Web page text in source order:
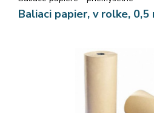
Baliaci papier, v rolke, 0,5